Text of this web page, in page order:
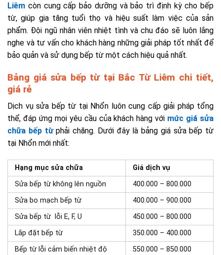
Liêm còn cung cấp bảo dưỡng và bảo trì định kỳ cho bếp
từ, giúp gia tăng tuổi thọ và hiệu suất làm việc của sản
phẩm. Đội ngũ nhân viên nhiệt tình và chu đáo sẽ luôn lắng
nghe và tư vấn cho khách hàng những giải pháp tốt nhất để
bảo quản và sử dụng bếp từ một cách hiệu quả nhất.
Bảng giá sửa bếp từ tại Bắc Từ Liêm chi tiết,
giá rẻ
Dịch vụ sửa bếp từ tại Nhổn luôn cung cấp giải pháp tổng
thể, đáp ứng mọi yêu cầu của khách hàng với mức giá sửa
chữa bếp từphải chăng. Dưới đây là bảng giá sửa bếp từ
tại Nhổn mới nhất:
Hạng mục sửa chữa
Giá dịch vụ
Sửa bếp từ không lên nguồn
400.000 – 800.000
Sửa bo mạch bếp từ
400.000 – 900.000
Sửa bếp từ lỗi E, F, U
450.000 – 800.000
Lắp đặt bếp từ
350.000 – 400.000
Bếp từ lỗi cảm biến nhiệt độ
550.000 – 850.000